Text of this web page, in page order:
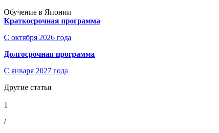
Обучение в Японии
Краткосрочная программа
С октября 2026 года
Долгосрочная программа
С января 2027 года
Другие статьи
1
/